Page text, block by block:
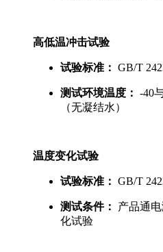
高低温冲击试验
试验标准： GB/T
测试环境温度： -40
（无凝结水）
温度变化试验
试验标准： GB/T
测试条件：
产品通
化试验